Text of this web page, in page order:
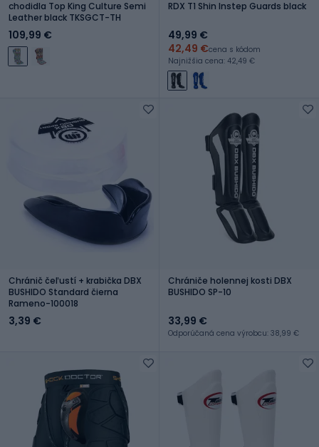
chodidla Top King Culture Semi
Leather black TKSGCT-TH
109,99 €
RDX T1 Shin Instep Guards black
49,99 €
42,49 €cena s kódom
Najnižšia cena: 42,49 €
Chránič čeľustí + krabička DBX
BUSHIDO Standard čierna
Rameno-100018
3,39 €
Chrániče holennej kosti DBX
BUSHIDO SP-10
33,99 €
Odporúčaná cena výrobcu: 38,99 €